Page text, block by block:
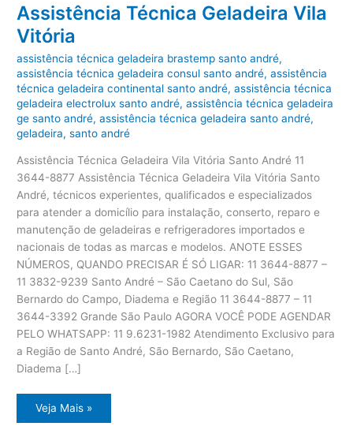
Assistência Técnica Geladeira Vila
Vitória
assistência técnica geladeira brastemp santo andré,
assistência técnica geladeira consul santo andré,assistência
técnica geladeira continental santo andré,assistência técnica
geladeira electrolux santo andré,assistência técnica geladeira
ge santo andré,assistência técnica geladeira santo andré,
geladeira,santo andré
Assistência Técnica Geladeira Vila Vitória Santo André 11
3644-8877 Assistência Técnica Geladeira Vila Vitória Santo
André, técnicos experientes, qualificados e especializados
para atender a domicílio para instalação, conserto, reparo e
manutenção de geladeiras e refrigeradores importados e
nacionais de todas as marcas e modelos. ANOTE ESSES
NÚMEROS, QUANDO PRECISAR É SÓ LIGAR: 11 3644-8877 –
11 3832-9239 Santo André – São Caetano do Sul, São
Bernardo do Campo, Diadema e Região 11 3644-8877 – 11
3644-3392 Grande São Paulo AGORA VOCÊ PODE AGENDAR
PELO WHATSAPP: 11 9.6231-1982 Atendimento Exclusivo para
a Região de Santo André, São Bernardo, São Caetano,
Diadema […]
Assistência
Técnica
Veja Mais »